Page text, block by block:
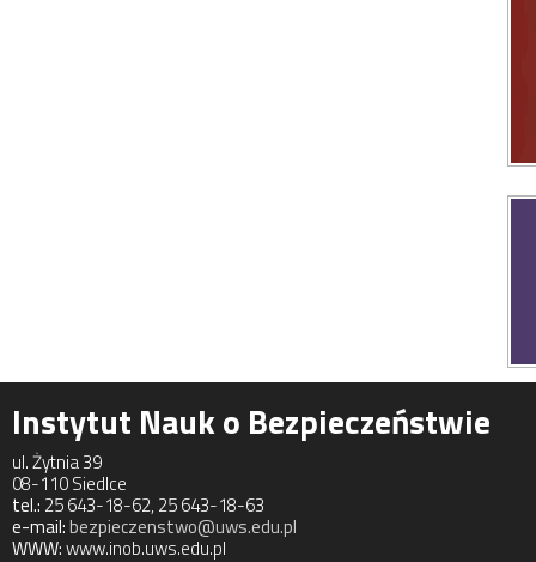
Instytut Nauk o Bezpieczeństwie
ul. Żytnia 39
08-110 Siedlce
tel.: 25 643-18-62, 25 643-18-63
e-mail:bezpieczenstwo@uws.edu.pl
WWW:www.inob.uws.edu.pl